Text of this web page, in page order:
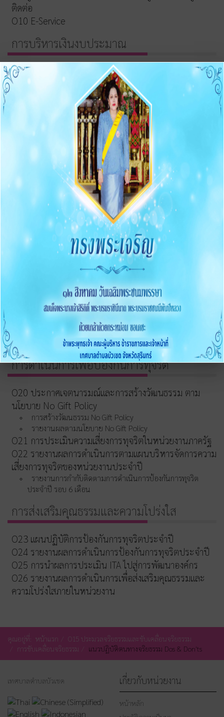
ติดต่อ
O10 E-Service
การบริหารเงินงบประมาณ
รายการและความก้าวหน้าการจัดซื้อจัดจ้างและจัดหาพัสดุ
ประกาศต่างๆ เกี่ยวกับการจัดซื้อจัดจ้าง/จัดหาพัสดุ
ความก้าวหน้าการจัดซื้อจัดจ้าง/จัดหาพัสดุ
O11 สรุปผลการจัดซื้อจัดจ้าง/จัดหาพัสดุรายเดือน
O12 รายงานสรุปผลการจัดซื้อจัดจ้าง/จัดหาพัสดุประจำปี
การบริหารและพัฒนาทรัพยากรบุคคล
O13 แผนบริหารและพัฒนาทรัพยากรบุคคล
การดำเนินการตามนโยบายบริหารทรัพยากรบุคคล
หลักเกณฑ์การบริหารและพัฒนาทรัพยากรบุคคล
O14 รายงานผลการบริหารและทรัพยากรบุคคลประจำปี
O15 ประมวลจริยธรรมและขับเคลื่อนจริยธรรม
การขับเคลื่อนจริยธรรม
การส่งเสริมความโปร่งใส
O16 แนวปฏิบัติการจัดการเรื่องร้องเรียนการทุจริตและ
ประพฤติมิชอบ
O17 ช่องทางแจ้งเรื่องร้องเรียนการทุจริต
O18 ข้อมูลสถิติเรื่องร้องเรียนการทุจริตประจำปี
O19 การเปิดโอกาสให้มีส่วนร่วม
การดำเนินการเพื่อป้องกันการทุจริต
O20 ประกาศเจตนารมณ์และการสร้างวัฒนธรรม ตาม
นโยบาย No Gift Policy
การสร้างวัฒนธรรม No Gift Policy
รายงานผลตามนโยบาย No Gift Policy
O21 การประเมินความเสี่ยงการทุจริตในหน่วยงานภาครัฐ
O22 รายงานผลการดำเนินการตามแผนบริหารจัดการความ
เสี่ยงการทุจริตของหน่วยงานประจำปี
รายงานการกำกับติดตามการดำเนินการป้องกันการทุจริต
ประจำปี รอบ 6 เดือน
การส่งเสริมคุณธรรมและความโปร่งใส
O23 แผนปฏิบัติการป้องกันการทุจริตประจำปี
O24 รายงานผลการดำเนินการป้องกันการทุจริตประจำปี
O25 การนำผลการประเมิน ITA ไปสู่การพัฒนาองค์กร
O26 รายงานผลการดำเนินการเพื่อส่งเสริมคุณธรรมและ
ความโปร่งใสภายในหน่วยงาน
คุณอยู่ที่: หน้าแรก
O15 ประมวลจริยธรรมและขับเคลื่อนจริยธรรม
การขับเคลื่อนจริยธรรม
แนวปฏิบัติตนทางจริยธรรม Dos & Don'ts
เทศบาลตำบลบัวเชด เกี่ยวกับหน่วยงาน
หน้าหลัก